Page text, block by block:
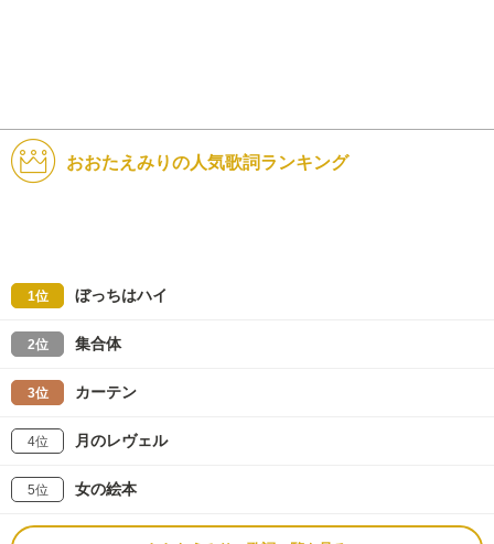
おおたえみりの人気歌詞ランキング
1位 ぼっちはハイ
2位 集合体
3位 カーテン
4位 月のレヴェル
5位 女の絵本